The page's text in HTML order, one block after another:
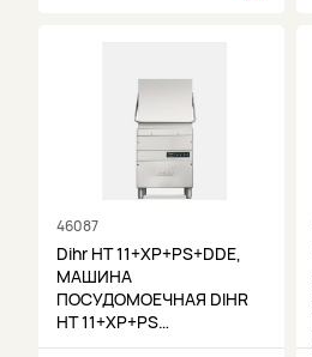
46087
Dihr HT 11+XP+PS+DDE,
МАШИНА
ПОСУДОМОЕЧНАЯ DIHR
HT 11+XP+PS…